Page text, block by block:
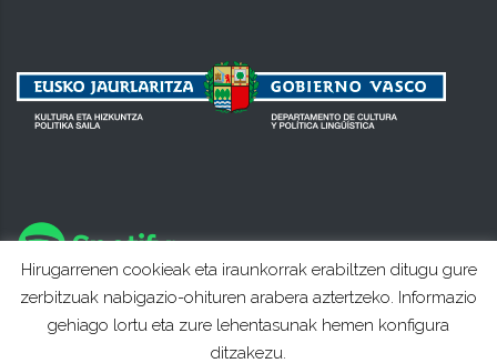
Hirugarrenen cookieak eta iraunkorrak erabiltzen ditugu gure
zerbitzuak nabigazio-ohituren arabera aztertzeko. Informazio
gehiago lortu eta zure lehentasunak hemen konfigura
ditzakezu.